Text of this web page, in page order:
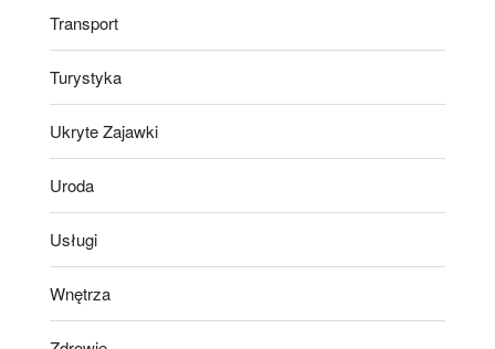
Transport
Turystyka
Ukryte Zajawki
Uroda
Usługi
Wnętrza